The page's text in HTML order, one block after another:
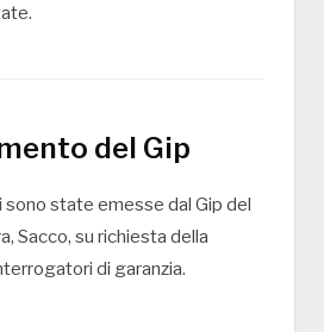
del Gip
sono state emesse dal Gip del
Sacco, su richiesta della
di garanzia.